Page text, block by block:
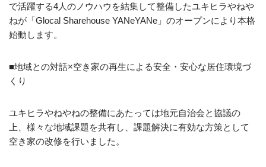
で活躍する4人のノウハウを結集して整備したユキヒラやねや
ねが「Glocal Sharehouse YANeYANe」のオープンにより本格
始動します。
■地域との対話×空き家の再生による安全・安心な居住環境づ
くり
ユキヒラやねやねの整備にあたっては地元自治会と協議の
上、様々な地域課題を共有し、課題解決に有効な方策として
空き家の改修を行いました。